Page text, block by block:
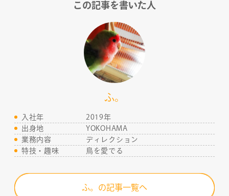
この記事を書いた人
ふ。
入社年
2019年
出身地
YOKOHAMA
業務内容
ディレクション
特技・趣味
鳥を愛でる
ふ。の記事一覧へ